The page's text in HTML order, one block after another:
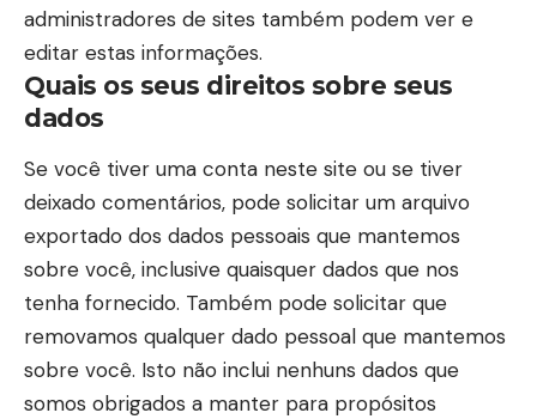
administradores de sites também podem ver e
editar estas informações.
Quais os seus direitos sobre seus
dados
Se você tiver uma conta neste site ou se tiver
deixado comentários, pode solicitar um arquivo
exportado dos dados pessoais que mantemos
sobre você, inclusive quaisquer dados que nos
tenha fornecido. Também pode solicitar que
removamos qualquer dado pessoal que mantemos
sobre você. Isto não inclui nenhuns dados que
somos obrigados a manter para propósitos